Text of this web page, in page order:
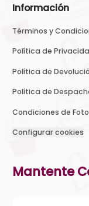
Información
Términos y
Política de
Política de
Política de
Condiciones de
Configurar cookies
Mantente